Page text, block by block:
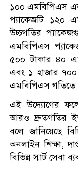
১০০ এমবিপিএস
প্যাকেজটি ১২০
উচ্চগতির
এমবিপিএস
৫০০ টাকার ৪০
এবং ১ হাজার
এমবিপিএস গতিতে
এই উদ্যোগের
আরও দ্রুতগতির
বলে জানিয়েছে
অনলাইন শিক্ষা,
বিভিন্ন স্মার্ট সেবা